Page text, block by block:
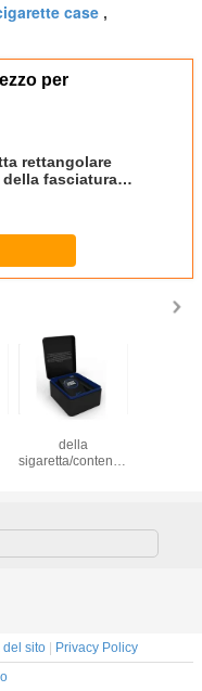
case ,
per
rettangolare
fasciatura
della
sigaretta/contenitore
coperchio a
del sito
Privacy Policy